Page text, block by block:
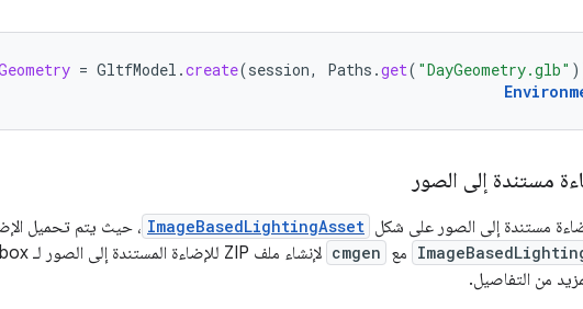
= GltfModel .create(session, Paths .get( "DayGeometry.glb"
مستندة إلى الصور
مستندة إلى الصور على شكل ImageBasedLightingAsset ، حيث يتم تحميل
مع cmgen لإنشاء ملف ZIP للإضاءة المستندة إلى الصور لـ skybox. راجِع
من التفاصيل.